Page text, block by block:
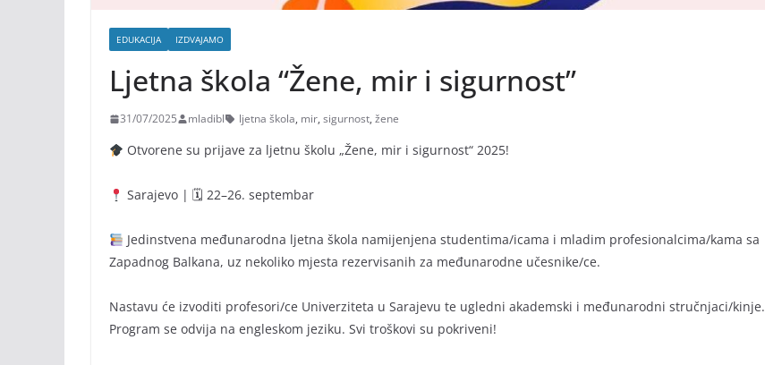
EDUKACIJA IZDVAJAMO
Ljetna škola “Žene, mir i sigurnost”
31/07/2025 mladibl ljetna škola, mir, sigurnost, žene
Otvorene su prijave za ljetnu školu „Žene, mir i sigurnost“ 2025!
Sarajevo | 🗓 22–26. septembar
Jedinstvena međunarodna ljetna škola namijenjena studentima/icama i mladim profesionalcima/kama sa
Zapadnog Balkana, uz nekoliko mjesta rezervisanih za međunarodne učesnike/ce.
Nastavu će izvoditi profesori/ce Univerziteta u Sarajevu te ugledni akademski i međunarodni stručnjaci/kinje.
Program se odvija na engleskom jeziku. Svi troškovi su pokriveni!